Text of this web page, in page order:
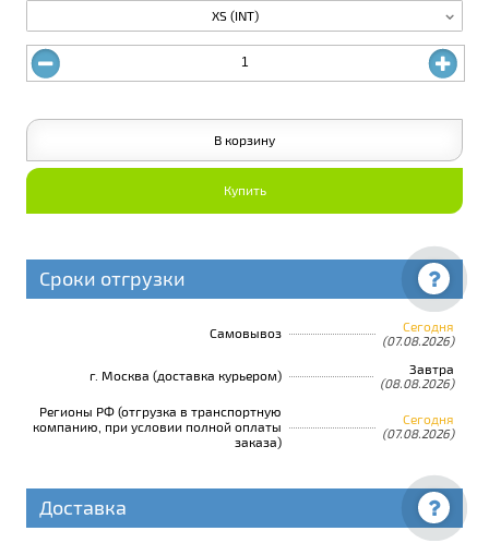
XS (INT)
В корзину
Купить
Сроки отгрузки
Самовывоз Сегодня
(07.08.2026)
г. Москва (доставка курьером) Завтра
(08.08.2026)
Регионы РФ (отгрузка в транспортную
компанию, при условии полной оплаты
заказа)
Сегодня
(07.08.2026)
Доставка